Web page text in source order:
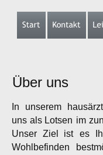
Über uns
In unserem
uns als Lotsen im
Unser Ziel ist es
Wohlbefinden